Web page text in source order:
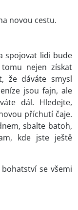
novou cestu.
spojovat lidi bude
nejen získat
že dáváte smysl
jsou fajn, ale
dál. Hledejte,
příchutí čaje.
sbalte batoh,
kde jste ještě
se všemi